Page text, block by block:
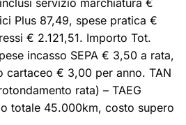
servizio marchiatura €
Plus 87,49, spese pratica €
€ 2.121,51. Importo Tot.
incasso SEPA € 3,50 a rata,
cartaceo € 3,00 per anno. TAN
rata) – TAEG
totale 45.000km, costo supero